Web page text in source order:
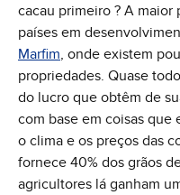
cacau primeiro ? A maior
países em
Marfim, onde existem
propriedades. Quase
do lucro que obtêm de
com base em coisas que
o clima e os preços das
fornece 40% dos grãos
agricultores lá ganham